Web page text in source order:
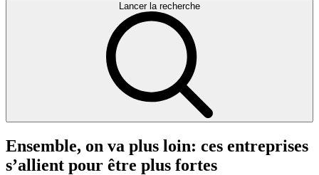
Lancer la recherche
Ensemble, on va plus loin: ces entreprises
s’allient pour être plus fortes